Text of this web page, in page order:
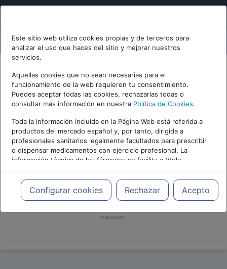
Este sitio web utiliza cookies propias y de terceros para
analizar el uso que haces del sitio y mejorar nuestros
servicios.
Aquellas cookies que no sean necesarias para el
funcionamiento de la web requieren tu consentimiento.
Puedes aceptar todas las cookies, rechazarlas todas o
consultar más información en nuestra Política de Cookies.
Toda la información incluida en la Página Web está referida a
productos del mercado español y, por tanto, dirigida a
profesionales sanitarios legalmente facultados para prescribir
o dispensar medicamentos con ejercicio profesional. La
información técnica de los fármacos se facilita a título
meramente informativo, siendo responsabilidad de los
profesionales facultados prescribir medicamentos y decidir, en
cada caso concreto, el tratamiento más adecuado a las
necesidades del paciente.
Configurar cookies Rechazar Acepto
PUBLICIDAD